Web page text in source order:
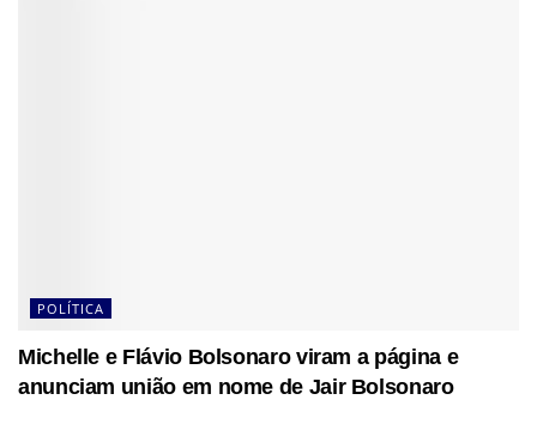
POLÍTICA
Michelle e Flávio Bolsonaro viram a página e
anunciam união em nome de Jair Bolsonaro